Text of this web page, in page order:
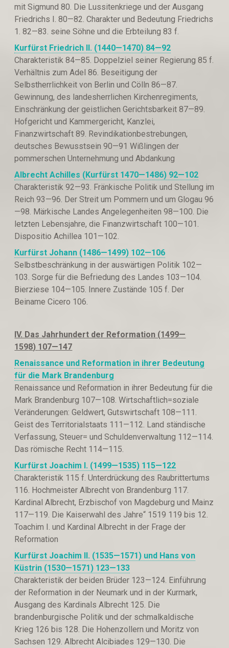
mit Sigmund 80. Die Lussitenkriege und der Ausgang
Friedrichs I. 80—82. Charakter und Bedeutung Friedrichs
1. 82—83. seine Söhne und die Erbteilung 83 f.
Kurfürst Friedrich II. (1440—1470) 84—92
Charakteristik 84—85. Doppelziel seiner Regierung 85 f.
Verhältnis zum Adel 86. Beseitigung der
Selbstherrlichkeit von Berlin und Cölln 86—87.
Gewinnung, des landesherrlichen Kirchenregiments,
Einschränkung der geistlichen Gerichtsbarkeit 87—89.
Hofgericht und Kammergericht, Kanzlei,
Finanzwirtschaft 89. Revindikationbestrebungen,
deutsches Bewusstsein 90—91 Wißlingen der
pommerschen Unternehmung und Abdankung
Albrecht Achilles (Kurfürst 1470—1486) 92—102
Charakteristik 92—93. Fränkische Politik und Stellung im
Reich 93—96. Der Streit um Pommern und um Glogau 96
—98. Märkische Landes Angelegenheiten 98—100. Die
letzten Lebensjahre, die Finanzwirtschaft 100—101.
Dispositio Achillea 101—102.
Kurfürst Johann (1486—1499) 102—106
Selbstbeschränkung in der auswärtigen Politik 102—
103. Sorge für die Befriedung des Landes 103—104.
Bierziese 104—105. Innere Zustände 105 f. Der
Beiname Cicero 106.
IV. Das Jahrhundert der Reformation (1499—
1598) 107—147
Renaissance und Reformation in ihrer Bedeutung
für die Mark Brandenburg
Renaissance und Reformation in ihrer Bedeutung für die
Mark Brandenburg 107—108. Wirtschaftlich=soziale
Veränderungen: Geldwert, Gutswirtschaft 108—111.
Geist des Territorialstaats 111—112. Land ständische
Verfassung, Steuer= und Schuldenverwaltung 112—114.
Das römische Recht 114—115.
Kurfürst Joachim I. (1499—1535) 115—122
Charakteristik 115 f. Unterdrückung des Raubrittertums
116. Hochmeister Albrecht von Brandenburg 117.
Kardinal Albrecht, Erzbischof von Magdeburg und Mainz
117—119. Die Kaiserwahl des Jahre“ 1519 119 bis 12.
Toachim I. und Kardinal Albrecht in der Frage der
Reformation
Kurfürst Joachim II. (1535—1571) und Hans von
Küstrin (1530—1571) 123—133
Charakteristik der beiden Brüder 123—124. Einführung
der Reformation in der Neumark und in der Kurmark,
Ausgang des Kardinals Albrecht 125. Die
brandenburgische Politik und der schmalkaldische
Krieg 126 bis 128. Die Hohenzollern und Moritz von
Sachsen 129. Albrecht Alcibiades 129—130. Die